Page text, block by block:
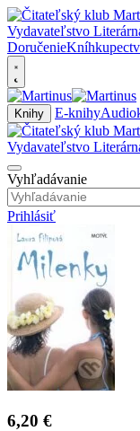
Doručenie
Knihy E-knihy
Vyhľadávanie
Prihlásiť
6,20 €